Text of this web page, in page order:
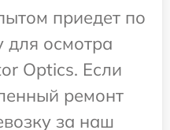
приедет по
для осмотра
Optics. Если
ремонт
за наш